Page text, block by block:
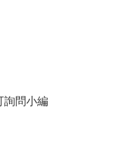
詢問小編